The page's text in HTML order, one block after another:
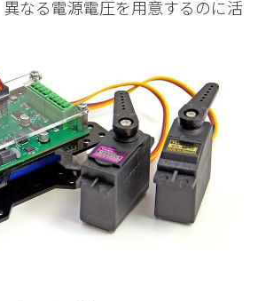
なる電源電圧を用意するのに活